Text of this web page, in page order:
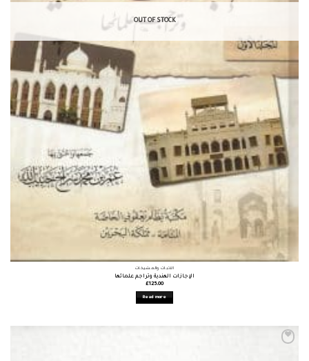
OUT OF STOCK
الأثبات والمشيخات
الإجازات الهندية وتراجم علمائها
£125.00
Read more